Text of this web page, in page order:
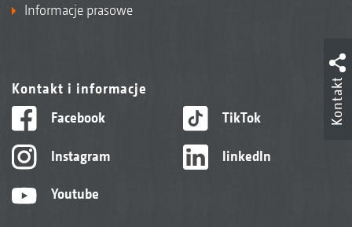
Informacje prasowe
Kontakt i informacje
Facebook
Instagram
Youtube
TikTok
linkedIn
Kontakt